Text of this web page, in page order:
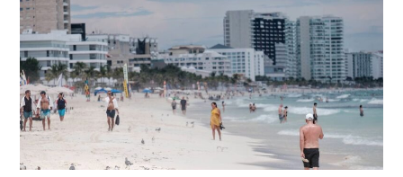
nueva)nueva)nueva)